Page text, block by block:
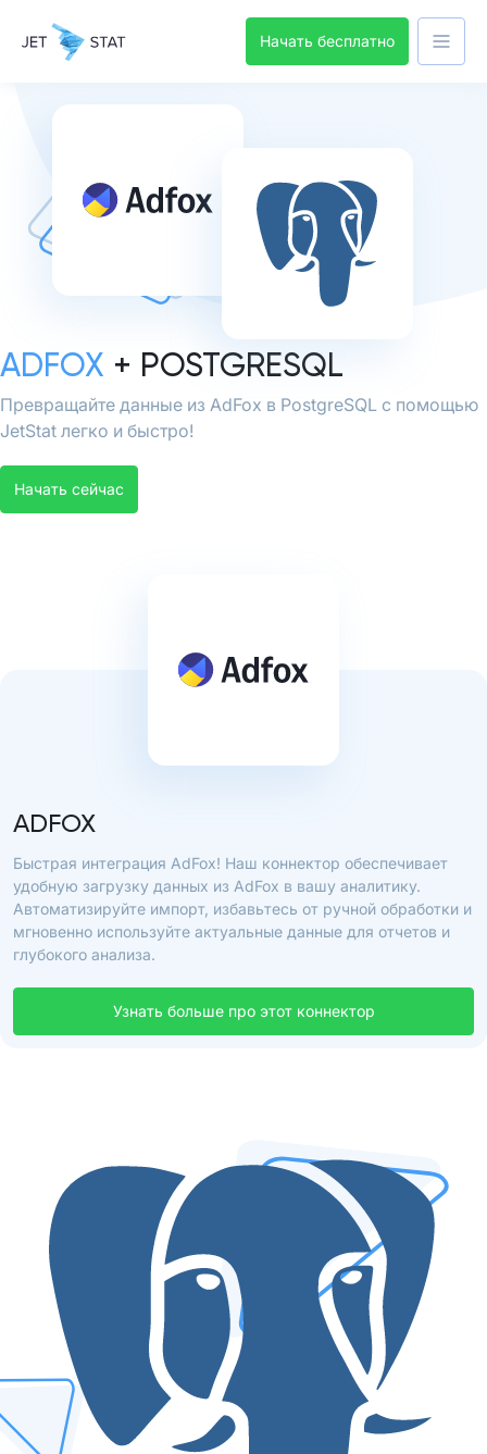
Начать бесплатно
ADFOX + POSTGRESQL
Превращайте данные из AdFox в PostgreSQL с помощью
JetStat легко и быстро!
Начать сейчас
ADFOX
Быстрая интеграция AdFox! Наш коннектор обеспечивает
удобную загрузку данных из AdFox в вашу аналитику.
Автоматизируйте импорт, избавьтесь от ручной обработки и
мгновенно используйте актуальные данные для отчетов и
глубокого анализа.
Узнать больше про этот коннектор